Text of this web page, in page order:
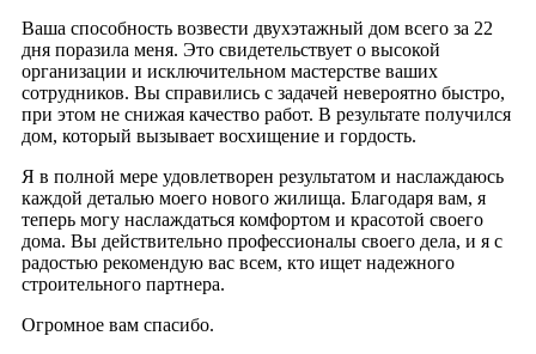
Ваша способность возвести двухэтажный дом всего за 22
дня поразила меня. Это свидетельствует о высокой
организации и исключительном мастерстве ваших
сотрудников. Вы справились с задачей невероятно быстро,
при этом не снижая качество работ. В результате получился
дом, который вызывает восхищение и гордость.
Я в полной мере удовлетворен результатом и наслаждаюсь
каждой деталью моего нового жилища. Благодаря вам, я
теперь могу наслаждаться комфортом и красотой своего
дома. Вы действительно профессионалы своего дела, и я с
радостью рекомендую вас всем, кто ищет надежного
строительного партнера.
Огромное вам спасибо.